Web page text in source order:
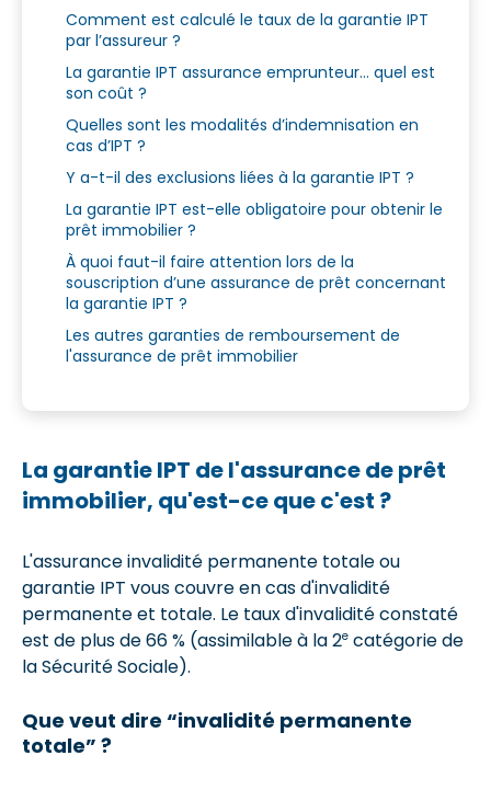
Comment est calculé le taux de la garantie IPT
par l’assureur ?
La garantie IPT assurance emprunteur… quel est
son coût ?
Quelles sont les modalités d’indemnisation en
cas d’IPT ?
Y a-t-il des exclusions liées à la garantie IPT ?
La garantie IPT est-elle obligatoire pour obtenir le
prêt immobilier ?
À quoi faut-il faire attention lors de la
souscription d’une assurance de prêt concernant
la garantie IPT ?
Les autres garanties de remboursement de
l'assurance de prêt immobilier
La garantie IPT de l'assurance de prêt
immobilier, qu'est-ce que c'est ?
L'assurance invalidité permanente totale ou
garantie IPT vous couvre en cas d'invalidité
permanente et totale. Le taux d'invalidité constaté
est de plus de 66 % (assimilable à la 2e catégorie de
la Sécurité Sociale).
Que veut dire “invalidité permanente
totale” ?